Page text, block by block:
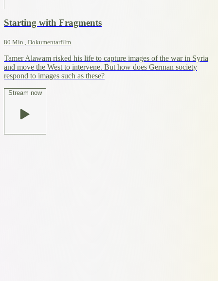
Starting with Fragments
80 Min., Dokumentarfilm
Tamer Alawam risked his life to capture images of the war in Syria
and move the West to intervene. But how does German society
respond to images such as these?
Stream now